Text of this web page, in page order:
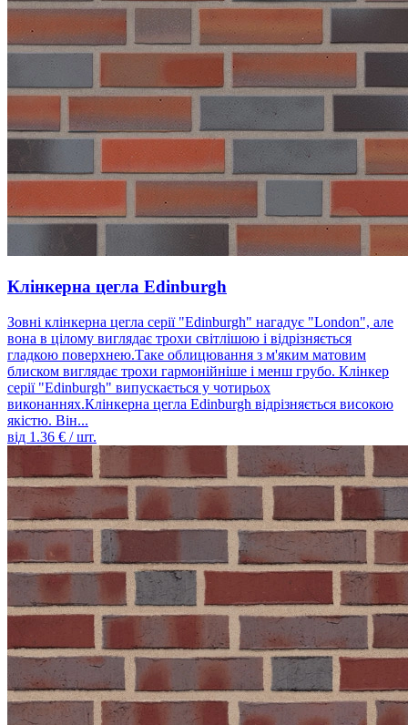
Клінкерна цегла Edinburgh
Зовні клінкерна цегла серії "Edinburgh" нагадує "London", але
вона в цілому виглядає трохи світлішою і відрізняється
гладкою поверхнею.Таке облицювання з м'яким матовим
блиском виглядає трохи гармонійніше і менш грубо. Клінкер
серії "Edinburgh" випускається у чотирьох
виконаннях.Клінкерна цегла Edinburgh відрізняється високою
якістю. Він...
від 1.36 € / шт.